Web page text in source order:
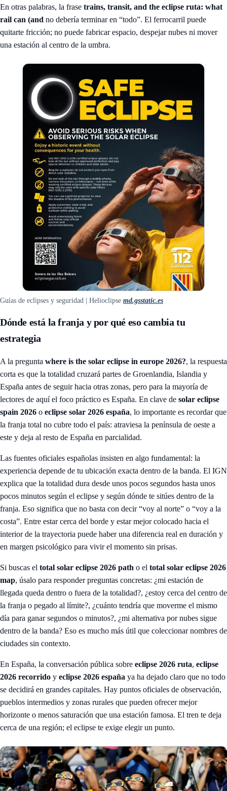
En otras palabras, la frase trains, transit, and the eclipse ruta: what
rail can (and no debería terminar en “todo”. El ferrocarril puede
quitarte fricción; no puede fabricar espacio, despejar nubes ni mover
una estación al centro de la umbra.
Guías de eclipses y seguridad | Helioclipse md.gsstatic.es
Dónde está la franja y por qué eso cambia tu
estrategia
A la pregunta where is the solar eclipse in europe 2026?, la respuesta
corta es que la totalidad cruzará partes de Groenlandia, Islandia y
España antes de seguir hacia otras zonas, pero para la mayoría de
lectores de aquí el foco práctico es España. En clave de solar eclipse
spain 2026 o eclipse solar 2026 españa, lo importante es recordar que
la franja total no cubre todo el país: atraviesa la península de oeste a
este y deja al resto de España en parcialidad.
Las fuentes oficiales españolas insisten en algo fundamental: la
experiencia depende de tu ubicación exacta dentro de la banda. El IGN
explica que la totalidad dura desde unos pocos segundos hasta unos
pocos minutos según el eclipse y según dónde te sitúes dentro de la
franja. Eso significa que no basta con decir “voy al norte” o “voy a la
costa”. Entre estar cerca del borde y estar mejor colocado hacia el
interior de la trayectoria puede haber una diferencia real en duración y
en margen psicológico para vivir el momento sin prisas.
Si buscas el total solar eclipse 2026 path o el total solar eclipse 2026
map, úsalo para responder preguntas concretas: ¿mi estación de
llegada queda dentro o fuera de la totalidad?, ¿estoy cerca del centro de
la franja o pegado al límite?, ¿cuánto tendría que moverme el mismo
día para ganar segundos o minutos?, ¿mi alternativa por nubes sigue
dentro de la banda? Eso es mucho más útil que coleccionar nombres de
ciudades sin contexto.
En España, la conversación pública sobre eclipse 2026 ruta, eclipse
2026 recorrido y eclipse 2026 españa ya ha dejado claro que no todo
se decidirá en grandes capitales. Hay puntos oficiales de observación,
pueblos intermedios y zonas rurales que pueden ofrecer mejor
horizonte o menos saturación que una estación famosa. El tren te deja
cerca de una región; el eclipse te exige elegir un punto.